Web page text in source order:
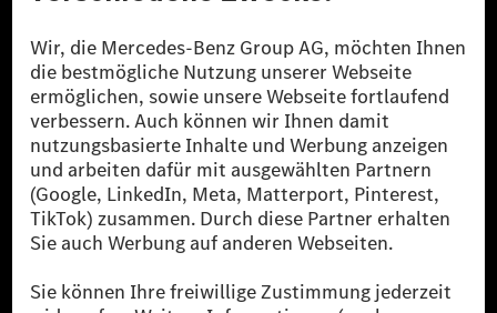
reduzierte CO₂-Emissionen bei der Mercedes-Benz Group durch
zertifizierte Ausgleichsprojekte kompensiert werden.
[2] Renewable Charging ist ein integraler Bestandteil von MB.CHARGE
Public in Europa, den USA, Kanada und China. Sofern an der jeweiligen
Ladestation noch kein Strom aus erneuerbaren Energien vorliegt,
verwendet Renewable Charging Grünstromzertifikate*. Diese stellen
sicher, dass für Ladevorgänge über MB.CHARGE Public eine äquivalente
Strommenge aus erneuerbaren Energien ins Stromnetz eingespeist wird.
Sie stammen ausschließlich aus Wind- und Solarkraftanlagen, die jünger
als sechs Jahre sind.
* Inkl. EKOenergy Ökolabel
* Die angegebenen Werte wurden nach dem vorgeschriebenen
Messverfahren WLTP (Worldwide harmonised Light vehicles Test